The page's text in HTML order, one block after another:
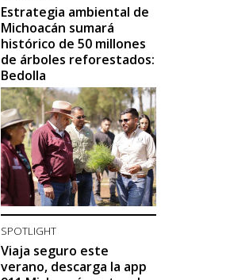
Estrategia ambiental de
Michoacán sumará
histórico de 50 millones
de árboles reforestados:
Bedolla
SPOTLIGHT
Viaja seguro este
verano, descarga la app